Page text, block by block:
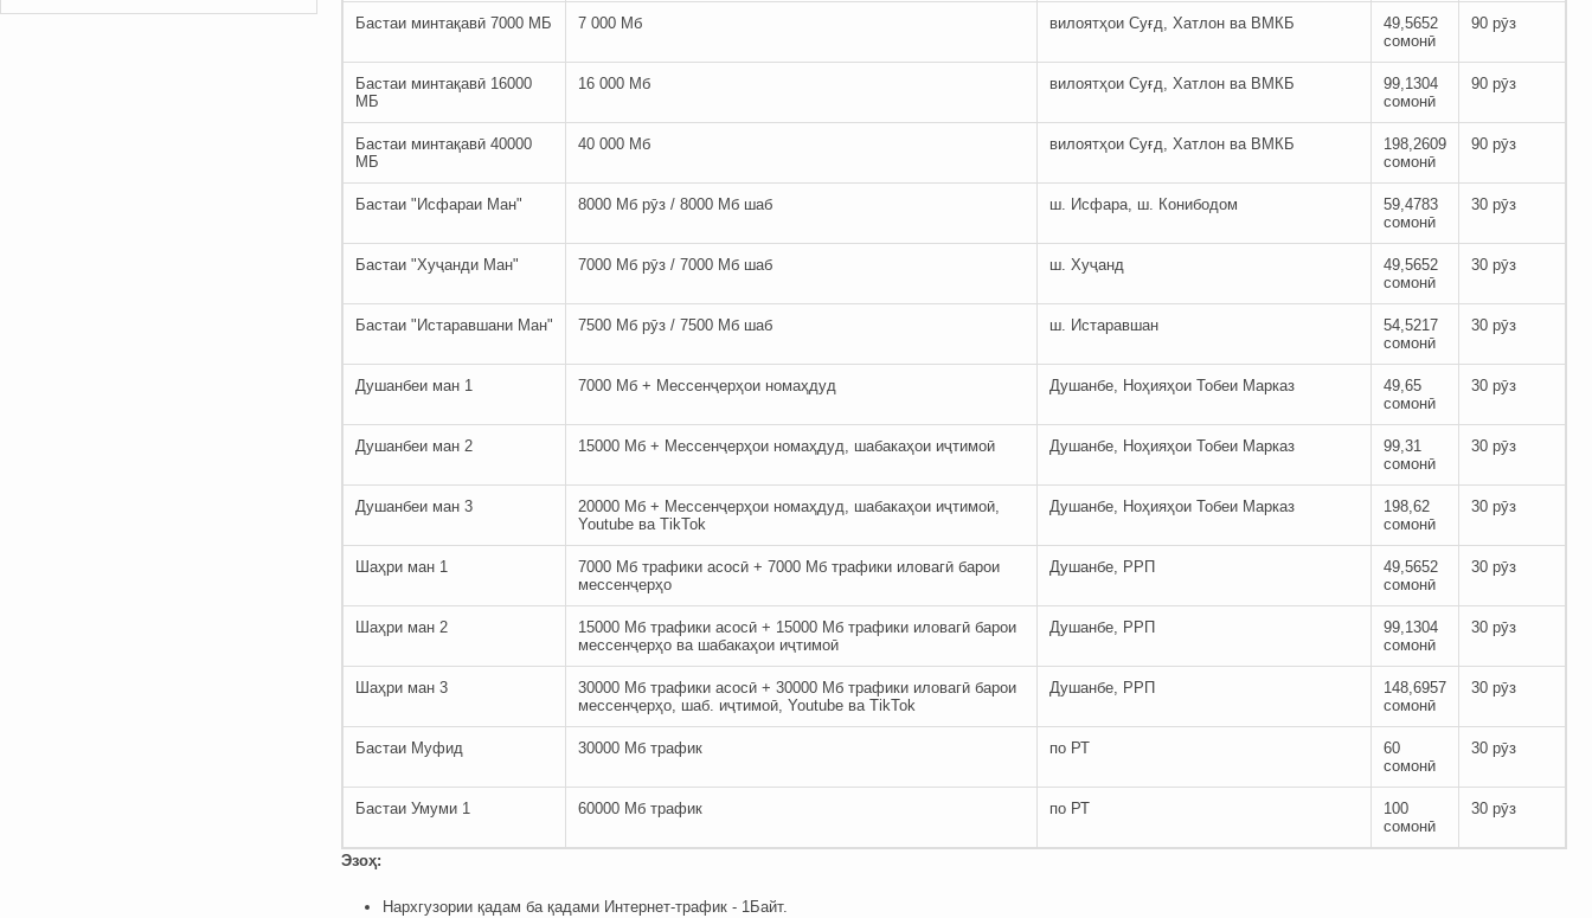
Бастаи минтақавӣ 7000 МБ 7 000 Мб вилоятҳои Суғд, Хатлон ва ВМКБ
49,5652
сомонӣ
90 рӯз
Бастаи минтақавӣ 16000
МБ
16 000 Мб вилоятҳои Суғд, Хатлон ва ВМКБ
99,1304
сомонӣ
90 рӯз
Бастаи минтақавӣ 40000
МБ
40 000 Мб вилоятҳои Суғд, Хатлон ва ВМКБ
198,2609
сомонӣ
90 рӯз
Бастаи "Исфараи Ман" 8000 Мб рӯз / 8000 Мб шаб ш. Исфара, ш. Конибодом
59,4783
сомонӣ
30 рӯз
Бастаи "Хуҷанди Ман" 7000 Мб рӯз / 7000 Мб шаб ш. Хуҷанд
49,5652
сомонӣ
30 рӯз
Бастаи "Истаравшани Ман" 7500 Мб рӯз / 7500 Мб шаб ш. Истаравшан
54,5217
сомонӣ
30 рӯз
Душанбеи ман 1 7000 Мб + Мессенҷерҳои номаҳдуд Душанбе, Ноҳияҳои Тобеи Марказ
49,65
сомонӣ
30 рӯз
Душанбеи ман 2 15000 Мб + Мессенҷерҳои номаҳдуд, шабакаҳои иҷтимоӣ Душанбе, Ноҳияҳои Тобеи Марказ
99,31
сомонӣ
30 рӯз
Душанбеи ман 3
20000 Мб + Мессенҷерҳои номаҳдуд, шабакаҳои иҷтимоӣ,
Youtube ва TikTok
Душанбе, Ноҳияҳои Тобеи Марказ
198,62
сомонӣ
30 рӯз
Шаҳри ман 1
7000 Мб трафики асосӣ + 7000 Мб трафики иловагӣ барои
мессенҷерҳо
Душанбе, РРП
49,5652
сомонӣ
30 рӯз
Шаҳри ман 2
15000 Мб трафики асосӣ + 15000 Мб трафики иловагӣ барои
мессенҷерҳо ва шабакаҳои иҷтимоӣ
Душанбе, РРП
99,1304
сомонӣ
30 рӯз
Шаҳри ман 3
30000 Мб трафики асосӣ + 30000 Мб трафики иловагӣ барои
мессенҷерҳо, шаб. иҷтимоӣ, Youtube ва TikTok
Душанбе, РРП
148,6957
сомонӣ
30 рӯз
Бастаи Муфид 30000 Мб трафик по РТ
60
сомонӣ
30 рӯз
Бастаи Умуми 1 60000 Мб трафик по РТ
100
сомонӣ
30 рӯз
Эзоҳ:
Нархгузории қадам ба қадами Интернет-трафик - 1Байт.